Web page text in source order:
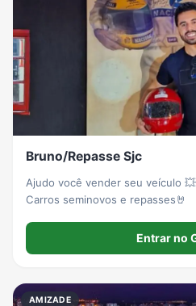
Bruno/Repasse Sjc
Ajudo você vender seu veículo 💥💥 Entre no Grupo 🙏🙏
Carros seminovos e repasses🤘
Entrar no
AMIZADE